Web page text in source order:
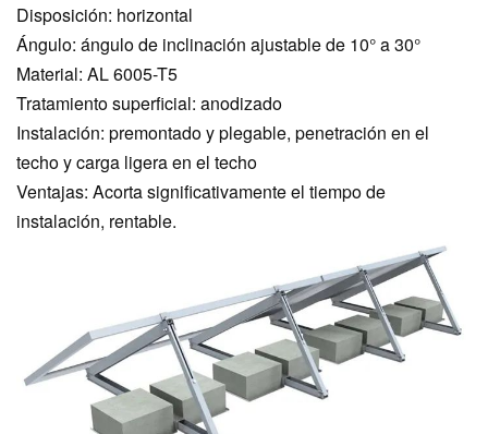
Disposición: horizontal
Ángulo: ángulo de inclinación ajustable de 10° a 30°
Material: AL 6005-T5
Tratamiento superficial: anodizado
Instalación: premontado y plegable, penetración en el
techo y carga ligera en el techo
Ventajas: Acorta significativamente el tiempo de
instalación, rentable.